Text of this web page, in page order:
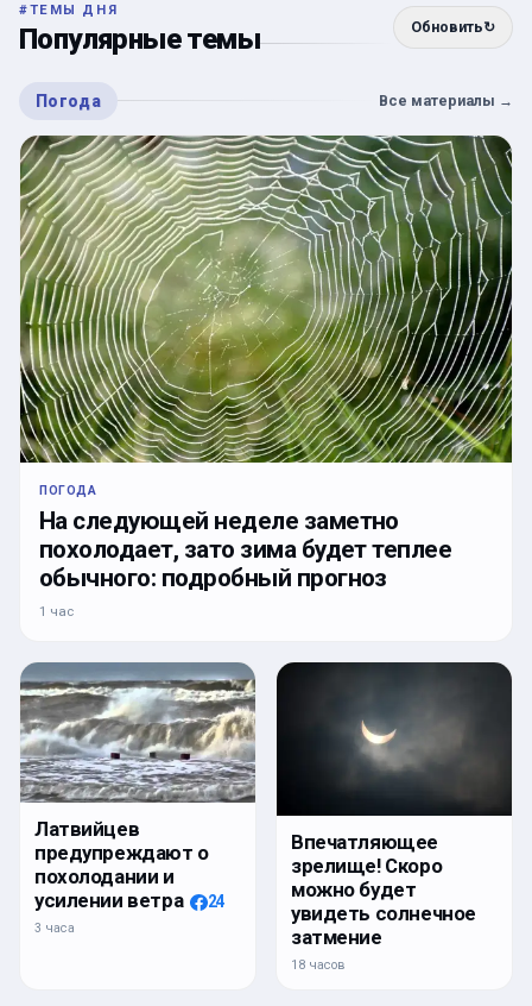
#ТЕМЫ ДНЯ
Популярные темы Обновить↻
Погода Все материалы →
ПОГОДА
На следующей неделе заметно
похолодает, зато зима будет теплее
обычного: подробный прогноз
1 час
Латвийцев
предупреждают о
похолодании и
усилении ветра
24
3 часа
Впечатляющее
зрелище! Скоро
можно будет
увидеть солнечное
затмение
18 часов